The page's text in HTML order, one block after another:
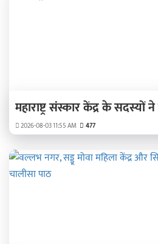
महाराष्ट्र संस्कार केंद्र के सदस्यों
2026-08-03 11:55 AM 477